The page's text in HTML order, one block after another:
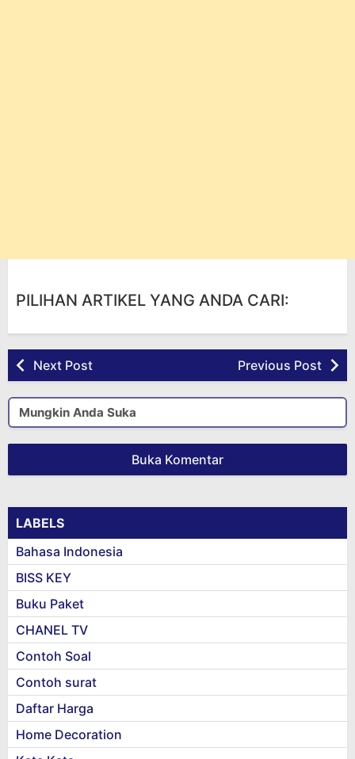
PILIHAN ARTIKEL YANG ANDA CARI:
Next Post Previous Post
Mungkin Anda Suka
Buka Komentar
LABELS
Bahasa Indonesia
BISS KEY
Buku Paket
CHANEL TV
Contoh Soal
Contoh surat
Daftar Harga
Home Decoration